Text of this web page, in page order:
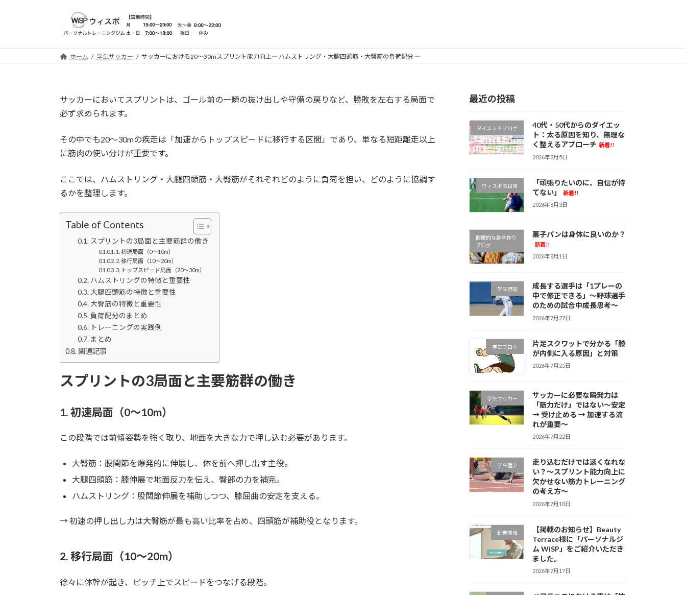
ホーム 学生サッカー サッカーにおける20～30mスプリント能力向上― ハムストリング・大腿四頭筋・大臀筋の負荷配分 ―
サッカーにおいてスプリントは、ゴール前の一瞬の抜け出しや守備の戻りなど、勝敗を左右する局面で
必ず求められます。
その中でも20～30mの疾走は「加速からトップスピードに移行する区間」であり、単なる短距離走以上
に筋肉の使い分けが重要です。
ここでは、ハムストリング・大腿四頭筋・大臀筋がそれぞれどのように負荷を担い、どのように協調す
るかを整理します。
Table of Contents
スプリントの3局面と主要筋群の働き
1. 初速局面（0～10m）
2. 移行局面（10～20m）
3. トップスピード局面（20～30m）
ハムストリングの特徴と重要性
大腿四頭筋の特徴と重要性
大臀筋の特徴と重要性
負荷配分のまとめ
トレーニングの実践例
まとめ
関連記事
スプリントの3局面と主要筋群の働き
1. 初速局面（0～10m）
この段階では前傾姿勢を強く取り、地面を大きな力で押し込む必要があります。
大臀筋：股関節を爆発的に伸展し、体を前へ押し出す主役。
大腿四頭筋：膝伸展で地面反力を伝え、臀部の力を補完。
ハムストリング：股関節伸展を補助しつつ、膝屈曲の安定を支える。
→ 初速の押し出し力は大臀筋が最も高い比率を占め、四頭筋が補助役となります。
2. 移行局面（10～20m）
徐々に体幹が起き、ピッチ上でスピードをつなげる段階。
最近の投稿
ダイエットブログ
40代・50代からのダイエッ
ト：太る原因を知り、無理な
く整えるアプローチ 新着!!
2026年8月5日
ウィスポの日常
「頑張りたいのに、自信が持
てない」
新着!!
2026年8月3日
健康的な身体作り
ブログ
菓子パンは身体に良いのか？
新着!!
2026年8月1日
学生野球
成長する選手は「1プレーの
中で修正できる」～野球選手
のための試合中成長思考～
2026年7月27日
学生ブログ
片足スクワットで分かる「膝
が内側に入る原因」と対策
2026年7月25日
学生サッカー
サッカーに必要な瞬発力は
「筋力だけ」ではない～安定
→ 受け止める → 加速する流
れが重要～
2026年7月22日
学生陸上
走り込むだけでは速くなれな
い？～スプリント能力向上に
欠かせない筋力トレーニング
の考え方～
2026年7月18日
新着情報
【掲載のお知らせ】Beauty
Terrace様に「パーソナルジ
ム WiSP」をご紹介いただき
ました。
2026年7月17日